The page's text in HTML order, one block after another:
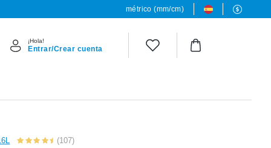
métrico (mm/cm)
¡Hola!
Entrar/Crear cuenta
(107)